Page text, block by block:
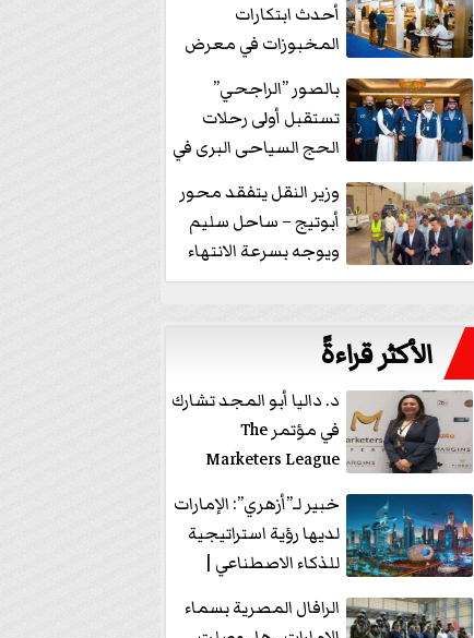
أحدث ابتكارات
المخبوزات في معرض
منتجات...
بالصور ”الراجحي”
تستقبل أولى رحلات
الحج السياحى البرى في
وزير النقل يتفقد محور
أبوتيج – ساحل سليم
ويوجه بسرعة الانتهاء
من...
الأكثر قراءةً
د. داليا أبو المجد تشارك
في مؤتمر The
Marketers League
وتدير جلسة...
خبير لـ”أزهري”: الإمارات
لديها رؤية استراتيجية
للذكاء الاصطناعي |
الرافال المصرية بسماء